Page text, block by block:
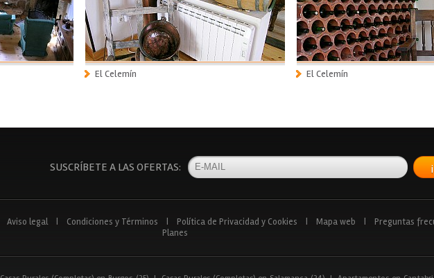
El Celemín El Celemín
SUSCRÍBETE A LAS OFERTAS:
Aviso legal Condiciones y Términos Política de Privacidad y Cookies Mapa web Preguntas
Planes